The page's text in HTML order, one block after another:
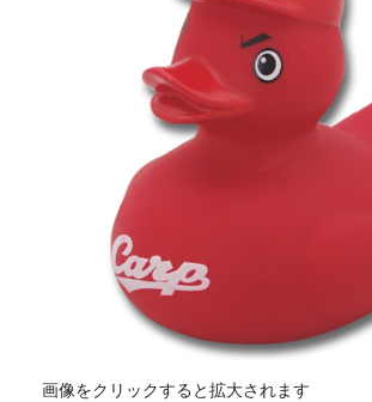
画像をクリックすると拡大されます